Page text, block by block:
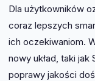
Dla użytkowników
coraz lepszych
ich oczekiwaniom.
nowy układ, taki jak
poprawy jakości